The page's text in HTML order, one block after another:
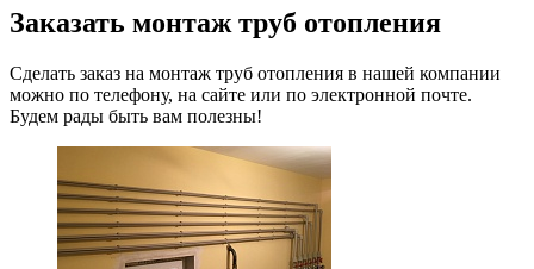
Заказать монтаж труб отопления
Сделать заказ на монтаж труб отопления в нашей компании
можно по телефону, на сайте или по электронной почте.
Будем рады быть вам полезны!